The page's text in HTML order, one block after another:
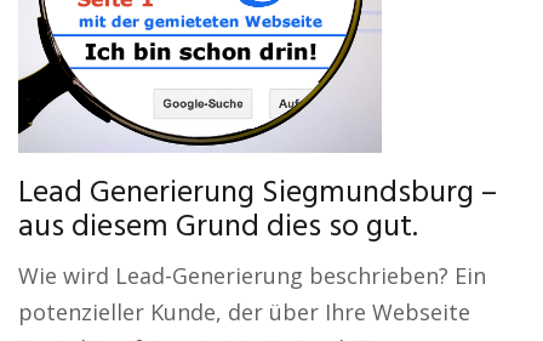
Lead Generierung Siegmundsburg –
aus diesem Grund dies so gut.
Wie wird Lead-Generierung beschrieben? Ein
potenzieller Kunde, der über Ihre Webseite